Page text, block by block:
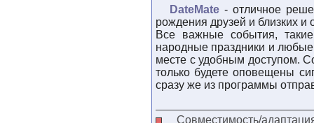
DateMate - отличное
рождения друзей и близких и
Все важные события,
народные праздники и любые
месте с удобным доступом.
только будете оповещены
сразу же из программы
Совместимость/